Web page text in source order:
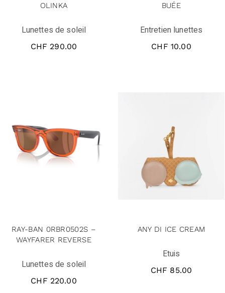
OLINKA
Lunettes de soleil
CHF 290.00
BUÉE
Entretien lunettes
CHF 10.00
RAY-BAN 0RBR0502S –
WAYFARER REVERSE
Lunettes de soleil
CHF 220.00
ANY DI ICE CREAM
Etuis
CHF 85.00